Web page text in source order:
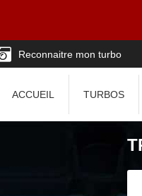
Reconnaitre mon turbo
ACCUEIL TURBOS